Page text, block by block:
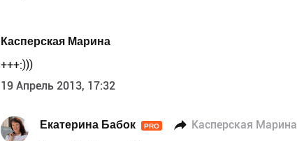
Касперская Марина
+++:)))
19 Апрель 2013, 17:32
Екатерина Бабок PRO Касперская Марина